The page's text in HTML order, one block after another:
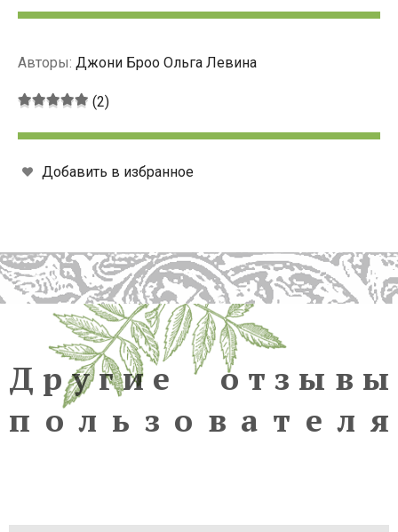
Авторы: Джони Броо Ольга Левина
Средняя
5
5
(2)
Добавить в избранное
Другие отзывы
Д р у г и е о т з ы в ы
п о л ь з о в а т е л я